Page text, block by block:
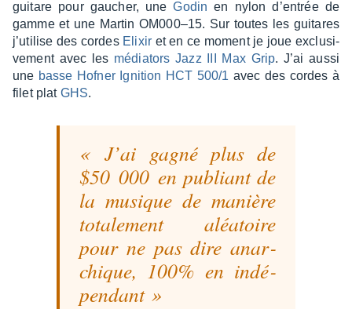
guitare pour gaucher, uneGodin en nylon d’en­trée de
gamme et une Martin OM000–15. Sur toutes les guitares
j’uti­lise des cordes Elixir et en ce moment je joue exclu­si­
ve­ment avec les média­tors Jazz III Max Grip. J’ai aussi
une basse Hofner Igni­tion HCT 500/1 avec des cordes à
filet plat GHS.
J’ai gagné plus de
$50 000 en publiant de
la musique de manière
tota­le­ment aléa­toire
pour ne pas dire anar­
chique, 100% en indé­
pen­dant